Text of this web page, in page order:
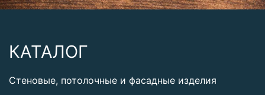
КАТАЛОГ
Стеновые, потолочные и фасадные изделия